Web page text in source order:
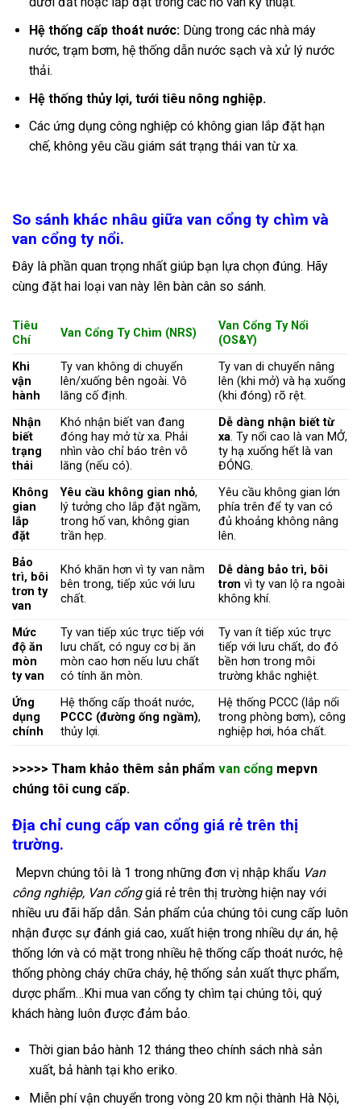
Hệ thống cấp thoát nước:Dùng trong các nhà máy
nước, trạm bơm, hệ thống dẫn nước sạch và xử lý nước
thải.
Hệ thống thủy lợi, tưới tiêu nông nghiệp.
Các ứng dụng công nghiệp có không gian lắp đặt hạn
chế, không yêu cầu giám sát trạng thái van từ xa.
So sánh khác nhâu giữa van cổng ty chìm và
van cổng ty nổi.
Đây là phần quan trọng nhất giúp bạn lựa chọn đúng. Hãy
cùng đặt hai loại van này lên bàn cân so sánh.
Tiêu
Chí
Van Cổng Ty Chìm (NRS)
Van Cổng Ty Nổi
(OS&Y)
Khi
vận
hành
Ty van không di chuyển
lên/xuống bên ngoài. Vô
lăng cố định.
Ty van di chuyển nâng
lên (khi mở) và hạ xuống
(khi đóng) rõ rệt.
Nhận
biết
trạng
thái
Khó nhận biết van đang
đóng hay mở từ xa. Phải
nhìn vào chỉ báo trên vô
lăng (nếu có).
Dễ dàng nhận biết từ
xa. Ty nổi cao là van MỞ,
ty hạ xuống hết là van
ĐÓNG.
Không
gian
lắp
đặt
Yêu cầu không gian nhỏ,
lý tưởng cho lắp đặt ngầm,
trong hố van, không gian
trần hẹp.
Yêu cầu không gian lớn
phía trên để ty van có
đủ khoảng không nâng
lên.
Bảo
trì, bôi
trơn ty
van
Khó khăn hơn vì ty van nằm
bên trong, tiếp xúc với lưu
chất.
Dễ dàng bảo trì, bôi
trơn vì ty van lộ ra ngoài
không khí.
Mức
độ ăn
mòn
ty van
Ty van tiếp xúc trực tiếp với
lưu chất, có nguy cơ bị ăn
mòn cao hơn nếu lưu chất
có tính ăn mòn.
Ty van ít tiếp xúc trực
tiếp với lưu chất, do đó
bền hơn trong môi
trường khắc nghiệt.
Ứng
dụng
chính
Hệ thống cấp thoát nước,
PCCC (đường ống ngầm),
thủy lợi.
Hệ thống PCCC (lắp nổi
trong phòng bơm), công
nghiệp hơi, hóa chất.
>>>>> Tham khảo thêm sản phẩm van cổng mepvn
chúng tôi cung cấp.
Địa chỉ cung cấp van cổng giá rẻ trên thị
trường.
Mepvn chúng tôi là 1 trong những đơn vị nhập khẩu Van
công nghiệp, Van cổnggiá rẻ trên thị trường hiện nay với
nhiều ưu đãi hấp dẫn. Sản phẩm của chúng tôi cung cấp luôn
nhận được sự đánh giá cao, xuất hiện trong nhiều dự án, hệ
thống lớn và có mặt trong nhiều hệ thống cấp thoát nước, hệ
thống phòng cháy chữa cháy, hệ thống sản xuất thực phẩm,
dược phẩm…Khi mua van cổng ty chìm tại chúng tôi, quý
khách hàng luôn được đảm bảo.
Thời gian bảo hành 12 tháng theo chính sách nhà sản
xuất, bả hành tại kho eriko.
Miễn phí vận chuyển trong vòng 20 km nội thành Hà Nội,